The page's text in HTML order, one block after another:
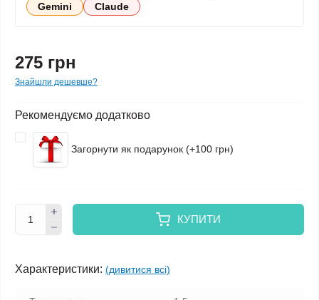
Gemini
Claude
275 грн
Знайшли дешевше?
Рекомендуємо додатково
Загорнути як подарунок (+100 грн)
КУПИТИ
Характеристики: (дивитися всі)